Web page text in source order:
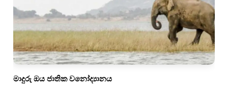
මාදුරු ඔය ජාතික වනෝද්‍යානය